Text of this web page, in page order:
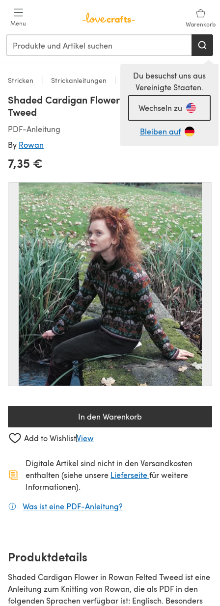
Menu Warenkorb
Du besuchst uns aus
Vereinigte Staaten.
Wechseln zu
Bleiben auf
Stricken Strickanleitungen Strickjacken
Shaded Cardigan Flower in Rowan Felted
Tweed
PDF-Anleitung
By Rowan
7,35 €
In den Warenkorb
Add to WishlistView
Digitale Artikel sind nicht in den Versandkosten
enthalten (siehe unsere Lieferseite(öffnet sich in
für weitere
Informationen).
Was ist eine PDF-Anleitung?
Produktdetails
Shaded Cardigan Flower in Rowan Felted Tweed ist eine
Anleitung zum Knitting von Rowan, die als PDF in den
folgenden Sprachen verfügbar ist: Englisch. Besonders